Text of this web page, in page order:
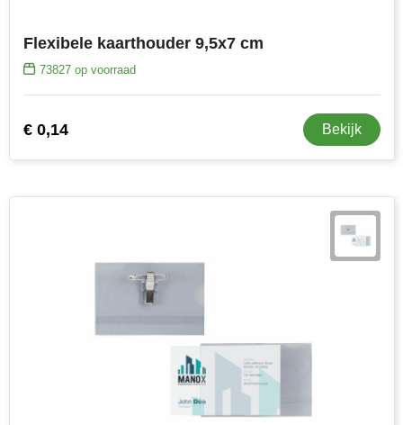
Flexibele kaarthouder 9,5x7 cm
73827op voorraad
€ 0,14 Bekijk